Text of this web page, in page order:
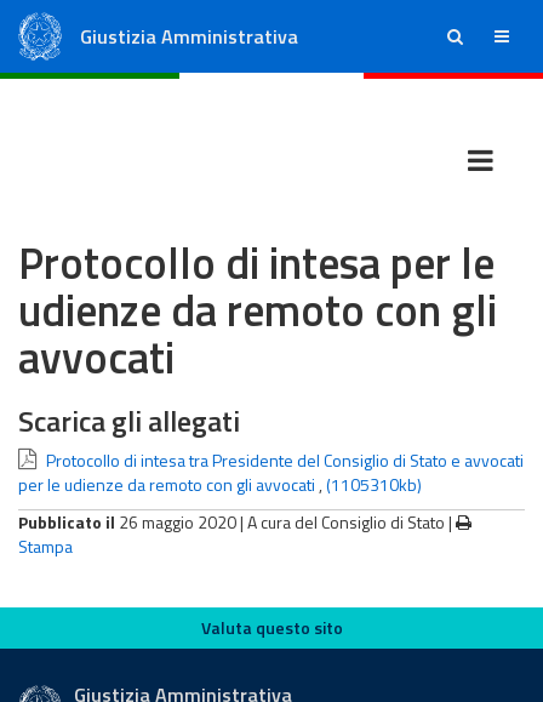
Giustizia Amministrativa ricerca menu
Protocollo di intesa per le
udienze da remoto con gli
avvocati
Scarica gli allegati
Protocollo di intesa tra Presidente del Consiglio di Stato e avvocati
per le udienze da remoto con gli avvocati ,(1105310kb)
Pubblicato il 26 maggio 2020 |A cura del Consiglio di Stato|
Stampa
Valuta questo sito
Valuta questo sito
Giustizia Amministrativa